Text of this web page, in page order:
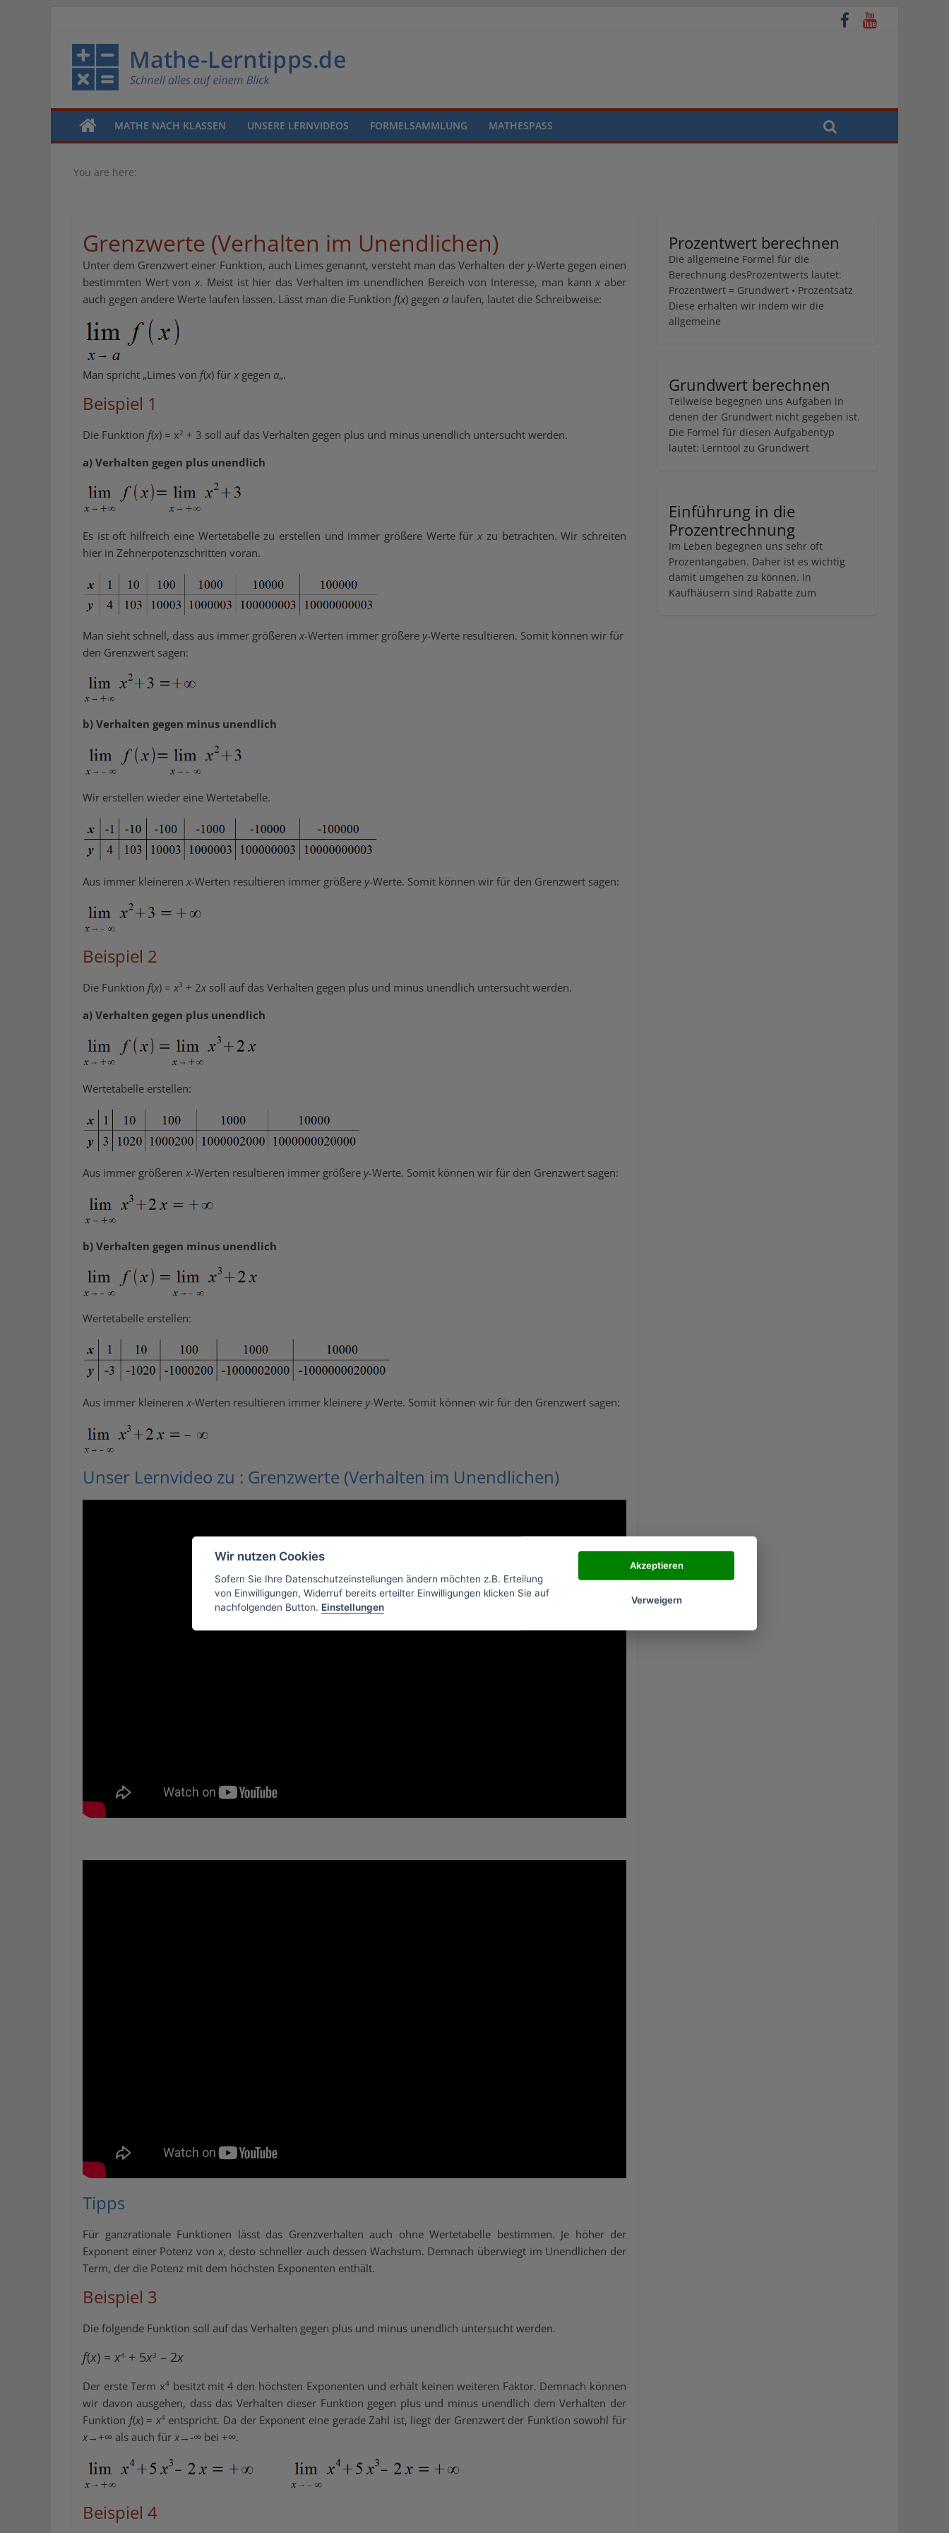
MATHE NACH KLASSEN UNSERE LERNVIDEOS FORMELSAMMLUNG MATHESPASS
You are here:
Grenzwerte (Verhalten im Unendlichen)
Unter dem Grenzwert einer Funktion, auch Limes genannt, versteht man das Verhalten der y-Werte gegen einen
bestimmten Wert vonx. Meist ist hier das Verhalten im unendlichen Bereich von Interesse, man kannx aber
auch gegen andere Werte laufen lassen. Lässt man die Funktion f(x) gegen a laufen, lautet die Schreibweise:
Man spricht „Limes von f(x) für x gegen a„.
Beispiel 1
Die Funktion f(x) = x2 + 3 soll auf das Verhalten gegen plus und minus unendlich untersucht werden.
a) Verhalten gegen plus unendlich
Es ist oft hilfreich eine Wertetabelle zu erstellen und immer größere Werte fürx zu betrachten. Wir schreiten
hier in Zehnerpotenzschritten voran.
Man sieht schnell, dass aus immer größeren x-Werten immer größere y-Werte resultieren. Somit können wir für
den Grenzwert sagen:
b) Verhalten gegen minus unendlich
Wir erstellen wieder eine Wertetabelle.
Aus immer kleineren x-Werten resultieren immer größere y-Werte. Somit können wir für den Grenzwert sagen:
Beispiel 2
Die Funktion f(x) = x3 + 2x soll auf das Verhalten gegen plus und minus unendlich untersucht werden.
a) Verhalten gegen plus unendlich
Wertetabelle erstellen:
Aus immer größeren x-Werten resultieren immer größere y-Werte. Somit können wir für den Grenzwert sagen:
b) Verhalten gegen minus unendlich
Wertetabelle erstellen:
Aus immer kleineren x-Werten resultieren immer kleinere y-Werte. Somit können wir für den Grenzwert sagen:
Unser Lernvideo zu : Grenzwerte (Verhalten im Unendlichen)
Tipps
Für ganzrationale Funktionen lässt das Grenzverhalten auch ohne Wertetabelle bestimmen. Je höher der
Exponent einer Potenz von x, desto schneller auch dessen Wachstum. Demnach überwiegt im Unendlichen der
Term, der die Potenz mit dem höchsten Exponenten enthält.
Beispiel 3
Die folgende Funktion soll auf das Verhalten gegen plus und minus unendlich untersucht werden.
f(x) = x4 + 5x3 – 2x
Der erste Term x4besitzt mit 4 den höchsten Exponenten und erhält keinen weiteren Faktor. Demnach können
wir davon ausgehen, dass das Verhalten dieser Funktion gegen plus und minus unendlich dem Verhalten der
Funktion f(x) = x4entspricht. Da der Exponent eine gerade Zahl ist, liegt der Grenzwert der Funktion sowohl für
x→+∞ als auch für x→-∞ bei +∞.
Beispiel 4
Prozentwert berechnen
Die allgemeine Formel für die
Berechnung desProzentwerts lautet:
Prozentwert = Grundwert • Prozentsatz
Diese erhalten wir indem wir die
allgemeine
Grundwert berechnen
Teilweise begegnen uns Aufgaben in
denen der Grundwert nicht gegeben ist.
Die Formel für diesen Aufgabentyp
lautet: Lerntool zu Grundwert
Einführung in die
Prozentrechnung
Im Leben begegnen uns sehr oft
Prozentangaben. Daher ist es wichtig
damit umgehen zu können. In
Kaufhäusern sind Rabatte zum
Wir nutzen Cookies
Sofern Sie Ihre Datenschutzeinstellungen ändern möchten z.B. Erteilung
von Einwilligungen, Widerruf bereits erteilter Einwilligungen klicken Sie auf
nachfolgenden Button. Einstellungen
Akzeptieren
Verweigern